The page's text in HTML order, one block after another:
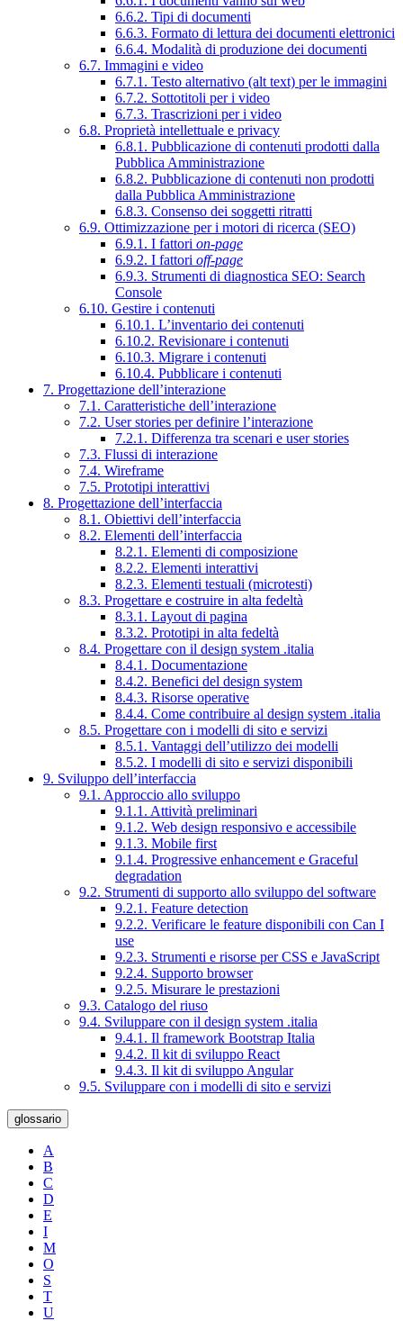
6.6.2. Tipi di documenti
6.6.3. Formato di lettura dei documenti elettronici
6.6.4. Modalità di produzione dei documenti
6.7. Immagini e video
6.7.1. Testo alternativo (alt text) per le immagini
6.7.2. Sottotitoli per i video
6.7.3. Trascrizioni per i video
6.8. Proprietà intellettuale e privacy
6.8.1. Pubblicazione di contenuti prodotti dalla
Pubblica Amministrazione
6.8.2. Pubblicazione di contenuti non prodotti
dalla Pubblica Amministrazione
6.8.3. Consenso dei soggetti ritratti
6.9. Ottimizzazione per i motori di ricerca (SEO)
6.9.1. I fattori on-page
6.9.2. I fattori off-page
6.9.3. Strumenti di diagnostica SEO: Search
Console
6.10. Gestire i contenuti
6.10.1. L’inventario dei contenuti
6.10.2. Revisionare i contenuti
6.10.3. Migrare i contenuti
6.10.4. Pubblicare i contenuti
7. Progettazione dell’interazione
7.1. Caratteristiche dell’interazione
7.2. User stories per definire l’interazione
7.2.1. Differenza tra scenari e user stories
7.3. Flussi di interazione
7.4. Wireframe
7.5. Prototipi interattivi
8. Progettazione dell’interfaccia
8.1. Obiettivi dell’interfaccia
8.2. Elementi dell’interfaccia
8.2.1. Elementi di composizione
8.2.2. Elementi interattivi
8.2.3. Elementi testuali (microtesti)
8.3. Progettare e costruire in alta fedeltà
8.3.1. Layout di pagina
8.3.2. Prototipi in alta fedeltà
8.4. Progettare con il design system .italia
8.4.1. Documentazione
8.4.2. Benefici del design system
8.4.3. Risorse operative
8.4.4. Come contribuire al design system .italia
8.5. Progettare con i modelli di sito e servizi
8.5.1. Vantaggi dell’utilizzo dei modelli
8.5.2. I modelli di sito e servizi disponibili
9. Sviluppo dell’interfaccia
9.1. Approccio allo sviluppo
9.1.1. Attività preliminari
9.1.2. Web design responsivo e accessibile
9.1.3. Mobile first
9.1.4. Progressive enhancement e Graceful
degradation
9.2. Strumenti di supporto allo sviluppo del software
9.2.1. Feature detection
9.2.2. Verificare le feature disponibili con Can I
use
9.2.3. Strumenti e risorse per CSS e JavaScript
9.2.4. Supporto browser
9.2.5. Misurare le prestazioni
9.3. Catalogo del riuso
9.4. Sviluppare con il design system .italia
9.4.1. Il framework Bootstrap Italia
9.4.2. Il kit di sviluppo React
9.4.3. Il kit di sviluppo Angular
9.5. Sviluppare con i modelli di sito e servizi
glossario
A
B
C
D
E
I
M
O
S
T
U